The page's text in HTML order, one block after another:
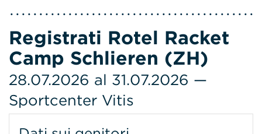
Registrati Rotel Racket
Camp Schlieren (ZH)
28.07.2026 al 31.07.2026 —
Sportcenter Vitis